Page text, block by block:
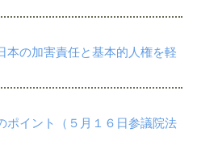
本の加害責任と基本的人権を軽
ポイント（５月１６日参議院法